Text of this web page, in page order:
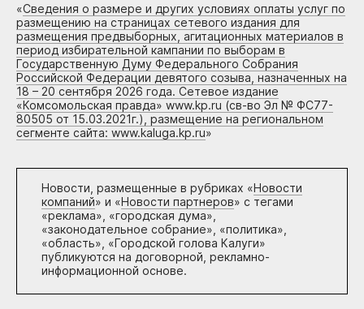
«Сведения о размере и других условиях оплаты услуг по
размещению на страницах сетевого издания для
размещения предвыборных, агитационных материалов в
период избирательной кампании по выборам в
Государственную Думу Федерального Собрания
Российской Федерации девятого созыва, назначенных на
18 – 20 сентября 2026 года. Сетевое издание
«Комсомольская правда» www.kp.ru (св-во Эл № ФС77-
80505 от 15.03.2021г.), размещение на региональном
сегменте сайта: www.kaluga.kp.ru»
Новости, размещенные в рубриках «Новости
компаний» и «Новости партнеров» с тегами
«реклама», «городская дума»,
«законодательное собрание», «политика»,
«область», «Городской голова Калуги»
публикуются на договорной, рекламно-
информационной основе.